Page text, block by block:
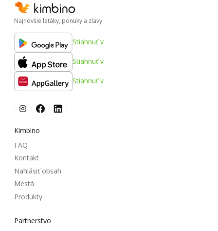
Najnovšie letáky, ponuky a zľavy
Stiahnuť v
Stiahnuť v
Stiahnuť v
Kimbino
FAQ
Kontakt
Nahlásiť obsah
Mestá
Produkty
Partnerstvo